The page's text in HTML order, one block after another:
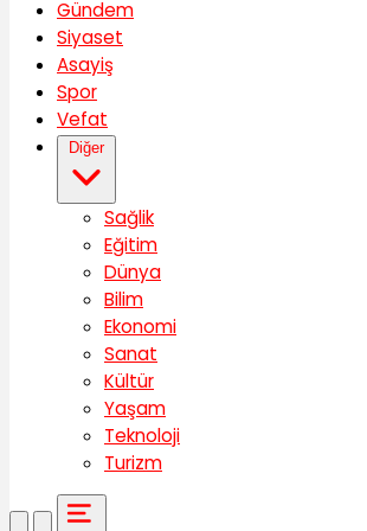
Gündem
Siyaset
Asayiş
Spor
Vefat
Diğer
Sağlik
Eğitim
Dünya
Bilim
Ekonomi
Sanat
Kültür
Yaşam
Teknoloji
Turizm